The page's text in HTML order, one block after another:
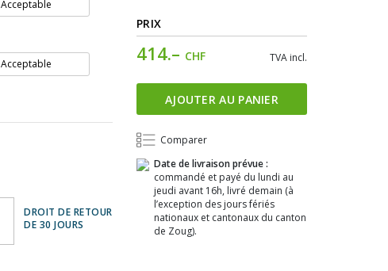
Acceptable
Acceptable
DROIT DE RETOUR
DE 30 JOURS
PRIX
414.– CHF TVA incl.
AJOUTER AU PANIER
Comparer
Date de livraison prévue :
commandé et payé du lundi au
jeudi avant 16h, livré demain (à
l’exception des jours fériés
nationaux et cantonaux du canton
de Zoug).